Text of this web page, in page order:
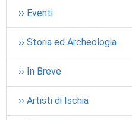
›› Eventi
›› Storia ed Archeologia
›› In Breve
›› Artisti di Ischia